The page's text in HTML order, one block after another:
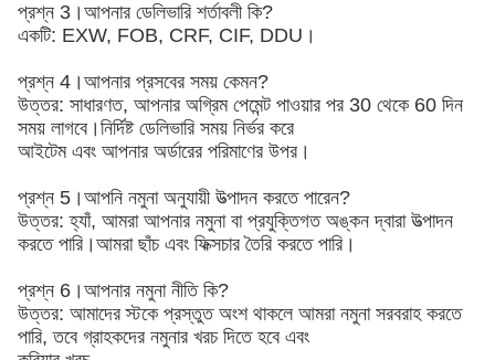
প্রশ্ন 3।আপনার ডেলিভারি শর্তাবলী কি?
একটি: EXW, FOB, CRF, CIF, DDU।
প্রশ্ন 4।আপনার প্রসবের সময় কেমন?
উত্তর: সাধারণত, আপনার অগ্রিম পেমেন্ট পাওয়ার পর 30 থেকে 60 দিন
সময় লাগবে।নির্দিষ্ট ডেলিভারি সময় নির্ভর করে
আইটেম এবং আপনার অর্ডারের পরিমাণের উপর।
প্রশ্ন 5।আপনি নমুনা অনুযায়ী উত্পাদন করতে পারেন?
উত্তর: হ্যাঁ, আমরা আপনার নমুনা বা প্রযুক্তিগত অঙ্কন দ্বারা উত্পাদন
করতে পারি।আমরা ছাঁচ এবং ফিক্সচার তৈরি করতে পারি।
প্রশ্ন 6।আপনার নমুনা নীতি কি?
উত্তর: আমাদের স্টকে প্রস্তুত অংশ থাকলে আমরা নমুনা সরবরাহ করতে
পারি, তবে গ্রাহকদের নমুনার খরচ দিতে হবে এবং